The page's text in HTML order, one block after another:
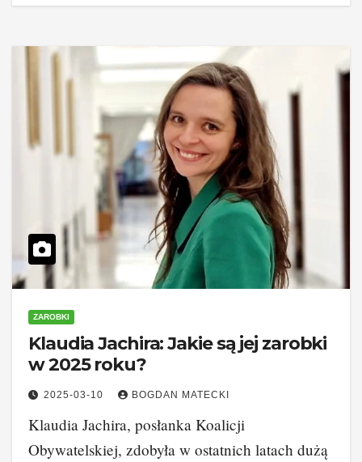
ZAROBKI
Klaudia Jachira: Jakie są jej zarobki
w 2025 roku?
2025-03-10 BOGDAN MATECKI
Klaudia Jachira, posłanka Koalicji
Obywatelskiej, zdobyła w ostatnich latach dużą